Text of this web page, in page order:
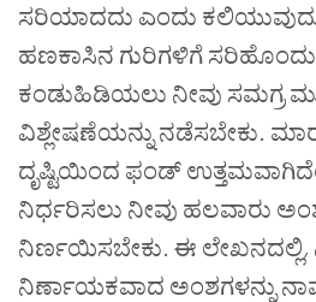
ಸರಿಯಾದದು ಎಂದು
ಹಣಕಾಸಿನ ಗುರಿಗಳಿಗೆ
ಕಂಡುಹಿಡಿಯಲು ನೀವು ಸಮಗ್ರ
ವಿಶ್ಲೇಷಣೆಯನ್ನು ನಡೆಸಬೇಕು.
ದೃಷ್ಟಿಯಿಂದ ಫಂಡ್
ನಿರ್ಧರಿಸಲು ನೀವು ಹಲವಾರು
ನಿರ್ಣಯಿಸಬೇಕು. ಈ ಲೇಖನದಲ್ಲಿ,
ನಿರ್ಣಾಯಕವಾದ ಅಂಶಗಳನ್ನು